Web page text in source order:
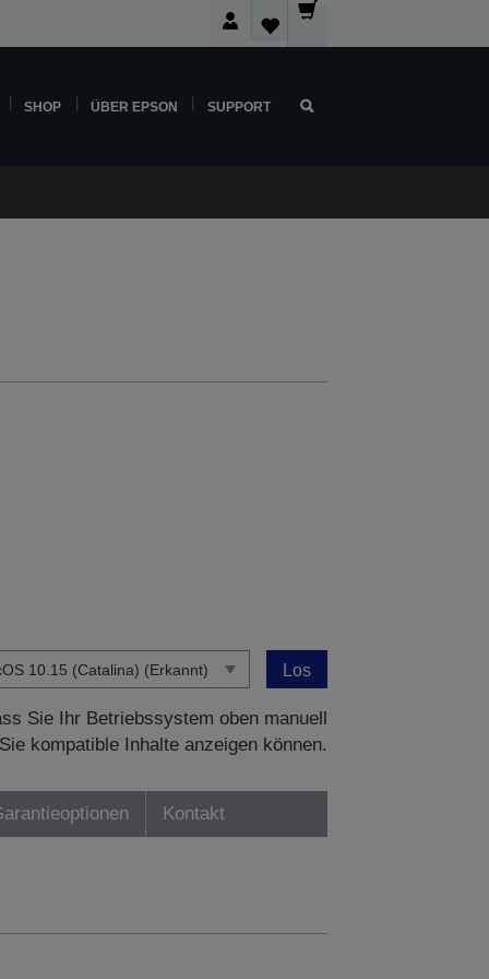
SHOP ÜBER EPSON SUPPORT
Los
Sie Ihr Betriebssystem oben manuell
kompatible Inhalte anzeigen können.
Kontakt